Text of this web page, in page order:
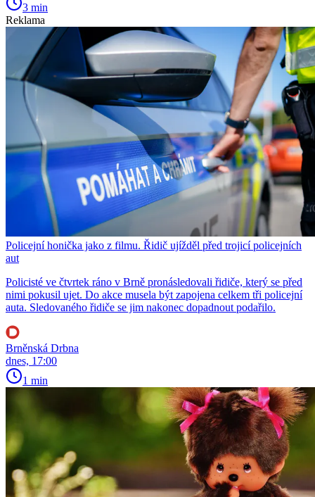
3 min
Reklama
Policejní honička jako z filmu. Řidič ujížděl před trojicí policejních
aut
Policisté ve čtvrtek ráno v Brně pronásledovali řidiče, který se před
nimi pokusil ujet. Do akce musela být zapojena celkem tři policejní
auta. Sledovaného řidiče se jim nakonec dopadnout podařilo.
Brněnská Drbna
dnes, 17:00
1 min